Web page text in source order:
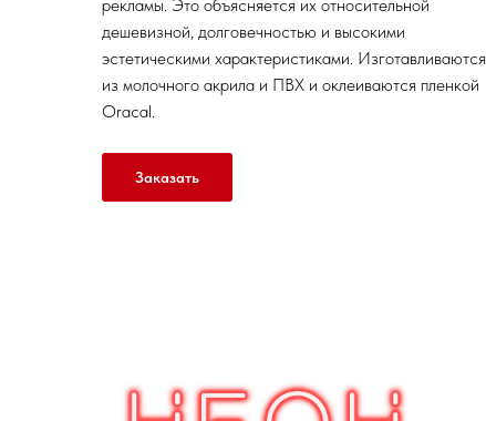
рекламы. Это объясняется их относительной
дешевизной, долговечностью и высокими
эстетическими характеристиками. Изготавливаются
из молочного акрила и ПВХ и оклеиваются пленкой
Oracal.
Заказать